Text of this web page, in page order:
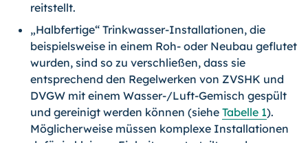
reitstellt.
„Halbfertige“ Trinkwasser-Installationen, die
beispielsweise in einem Roh- oder Neubau geflutet
wurden, sind so zu verschließen, dass sie
entsprechend den Regelwerken von ZVSHK und
DVGW mit einem Wasser-/Luft-Gemisch gespült
und gereinigt werden können (siehe Tabelle 1).
Möglicherweise müssen komple­xe Installationen